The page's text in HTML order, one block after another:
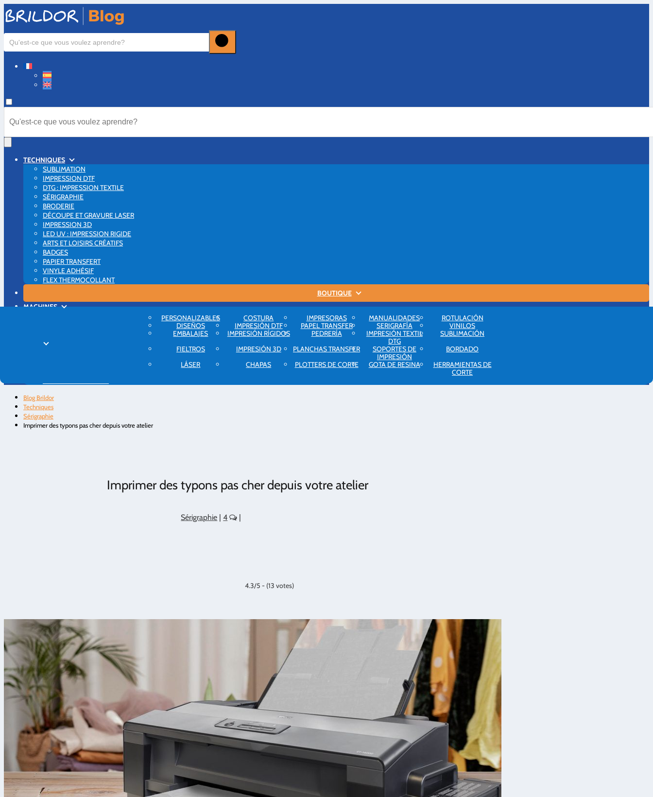
TECHNIQUES
SUBLIMATION
IMPRESSION DTF
DTG : IMPRESSION TEXTILE
SÉRIGRAPHIE
BRODERIE
DÉCOUPE ET GRAVURE LASER
IMPRESSION 3D
LED UV : IMPRESSION RIGIDE
ARTS ET LOISIRS CRÉATIFS
BADGES
PAPIER TRANSFERT
VINYLE ADHÉSIF
FLEX THERMOCOLLANT
BOUTIQUE
PERSONALIZABLES COSTURA IMPRESORAS MANUALIDADES
ROTULACIÓN
DISEÑOS
IMPRESIÓN DTF PAPEL TRANSFER SERIGRAFÍA
VINILOS
EMBALAJES
IMPRESIÓN RÍGIDOS PEDRERÍA
IMPRESIÓN TEXTIL
DTG
SUBLIMACIÓN
FIELTROS
IMPRESIÓN 3D PLANCHAS TRANSFER
SOPORTES DE
IMPRESIÓN
BORDADO
LÁSER
CHAPAS PLOTTERS DE CORTE GOTA DE RESINA
HERRAMIENTAS DE
CORTE
MACHINES
Blog Brildor
Techniques
Sérigraphie
Imprimer des typons pas cher depuis votre atelier
Imprimer des typons pas cher depuis votre atelier
Sérigraphie |4
4.3/5 - (13 votes)